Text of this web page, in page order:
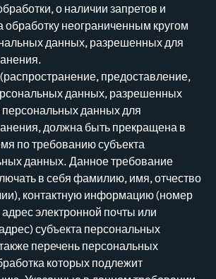
о наличии запретов и
обработку неограниченным кругом
данных, разрешенных для
предоставление,
данных, разрешенных
персональных данных для
должна быть прекращена в
по требованию субъекта
данных. Данное требование
в себя фамилию, имя, отчество
контактную информацию (номер
электронной почты или
субъекта персональных
перечень персональных
которых подлежит